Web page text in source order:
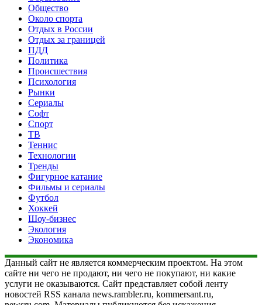
Общество
Около спорта
Отдых в России
Отдых за границей
ПДД
Политика
Происшествия
Психология
Рынки
Сериалы
Софт
Спорт
ТВ
Теннис
Технологии
Тренды
Фигурное катание
Фильмы и сериалы
Футбол
Хоккей
Шоу-бизнес
Экология
Экономика
Данный сайт не является коммерческим проектом. На этом
сайте ни чего не продают, ни чего не покупают, ни какие
услуги не оказываются. Сайт представляет собой ленту
новостей RSS канала news.rambler.ru, kommersant.ru,